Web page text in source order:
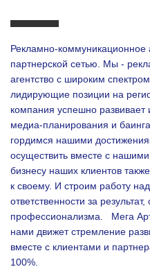
Рекламно-коммуникационное
партнерской сетью. Мы -
агентство с широким
лидирующие позиции на
компания успешно
медиа-планирования и
гордимся нашими
осуществить вместе с
бизнесу наших клиентов
к своему. И строим работу
ответственности за результат,
профессионализма. Мега
нами движет стремление
вместе с клиентами и
100%.